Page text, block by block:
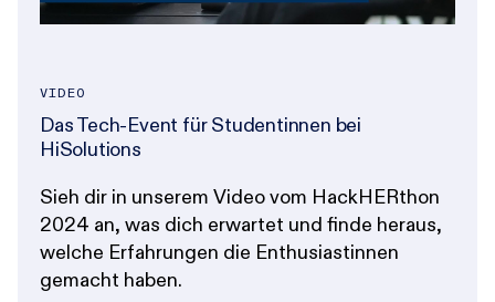
VIDEO
Das Tech-Event für Studentinnen bei
HiSolutions
Sieh dir in unserem Video vom HackHERthon
2024 an, was dich erwartet und finde heraus,
welche Erfahrungen die Enthusiastinnen
gemacht haben.